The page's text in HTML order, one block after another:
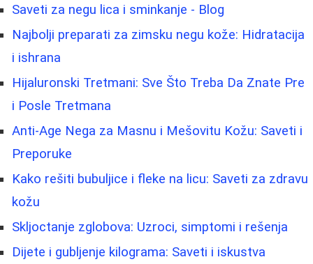
Saveti za negu lica i sminkanje - Blog
Najbolji preparati za zimsku negu kože: Hidratacija
i ishrana
Hijaluronski Tretmani: Sve Što Treba Da Znate Pre
i Posle Tretmana
Anti-Age Nega za Masnu i Mešovitu Kožu: Saveti i
Preporuke
Kako rešiti bubuljice i fleke na licu: Saveti za zdravu
kožu
Skljoctanje zglobova: Uzroci, simptomi i rešenja
Dijete i gubljenje kilograma: Saveti i iskustva